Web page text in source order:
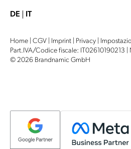
DE IT
Home CGV Imprint Privacy
Part.IVA/Codice fiscale: IT02610190213
© 2026 Brandnamic GmbH